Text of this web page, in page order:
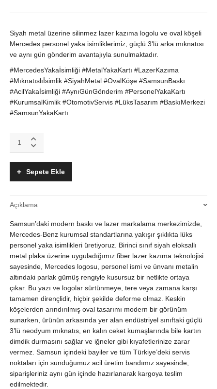
Siyah metal üzerine silinmez lazer kazıma logolu ve oval köşeli
Mercedes personel yaka isimliklerimiz, güçlü 3'lü arka mıknatısı
ve aynı gün gönderim avantajıyla sunulmaktadır.
#MercedesYakaİsimliği #MetalYakaKartı #LazerKazıma
#Mıknatıslıİsimlik #SiyahMetal #OvalKöşe #SamsunBaskı
#AcilYakaİsimliği #AynıGünGönderim #PersonelYakaKartı
#KurumsalKimlik #OtomotivServis #LüksTasarım #BaskıMerkezi
#SamsunYakaKartı
Mercedes
Uyumlu
Yaka
|
3'lü
Mıknatıslı
quantity
Sepete Ekle
Açıklama
Samsun’daki modern baskı ve lazer markalama merkezimizde,
Mercedes-Benz kurumsal standartlarına yakışır şıklıkta lüks
personel yaka isimlikleri üretiyoruz. Birinci sınıf siyah eloksallı
metal plaka üzerine uyguladığımız fiber lazer kazıma teknolojisi
sayesinde, Mercedes logosu, personel ismi ve ünvanı metalin
altındaki parlak gümüş rengiyle kusursuz bir netlikte ortaya
çıkar. Bu yazı ve logolar sürtünmeye, tere veya zamana karşı
tamamen dirençlidir, hiçbir şekilde deforme olmaz. Keskin
köşelerden arındırılmış oval tasarımı modern bir görünüm
sunarken, ürünün arkasında yer alan endüstriyel sınıftaki güçlü
3’lü neodyum mıknatıs, en kalın ceket kumaşlarında bile kartın
dimdik durmasını sağlar ve iğneler gibi kıyafetlerinize zarar
vermez. Samsun içindeki bayiler ve tüm Türkiye’deki servis
noktaları için sunduğumuz acil üretim bandımız sayesinde,
siparişleriniz aynı gün içinde hazırlanarak kargoya teslim
edilmektedir.